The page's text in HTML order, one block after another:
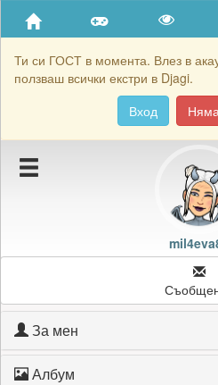
Ти си ГОСТ в момента. Влез в
ползваш всички екстри в Djagi.
Вход
Приятели
Хронология на игри
Подаръците на mil4eva85
Картичките на mil4eva85
За мен
Албум